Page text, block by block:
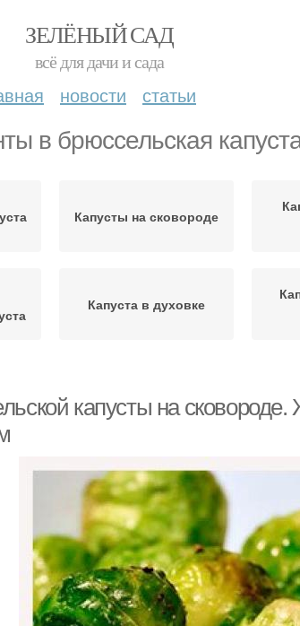
ЗЕЛЁНЫЙ САД
всё для дачи и сада
новости статьи
в брюссельская
Капусты на сковороде
Капуста в духовке
капусты на